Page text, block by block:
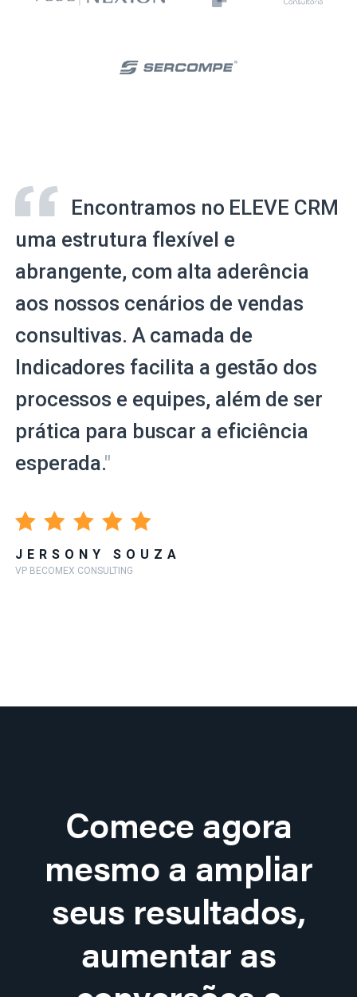
Encontramos no ELEVE CRM
uma estrutura flexível e
abrangente, com alta aderência
aos nossos cenários de vendas
consultivas. A camada de
Indicadores facilita a gestão dos
processos e equipes, além de ser
prática para buscar a eficiência
esperada."
JERSONY SOUZA
VP BECOMEX CONSULTING
Comece agora
mesmo a ampliar
seus resultados,
aumentar as